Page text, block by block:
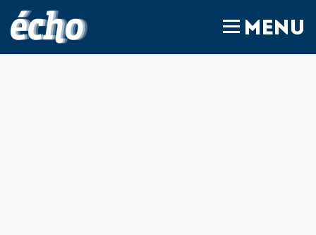
MENU